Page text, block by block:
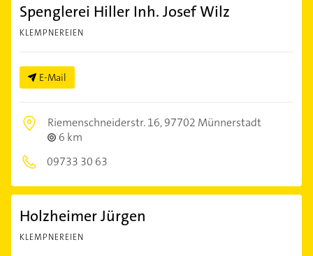
Spenglerei Hiller Inh. Josef Wilz
KLEMPNEREIEN
E-Mail
Riemenschneiderstr. 16,97702 Münnerstadt
6 km
09733 30 63
Holzheimer Jürgen
KLEMPNEREIEN